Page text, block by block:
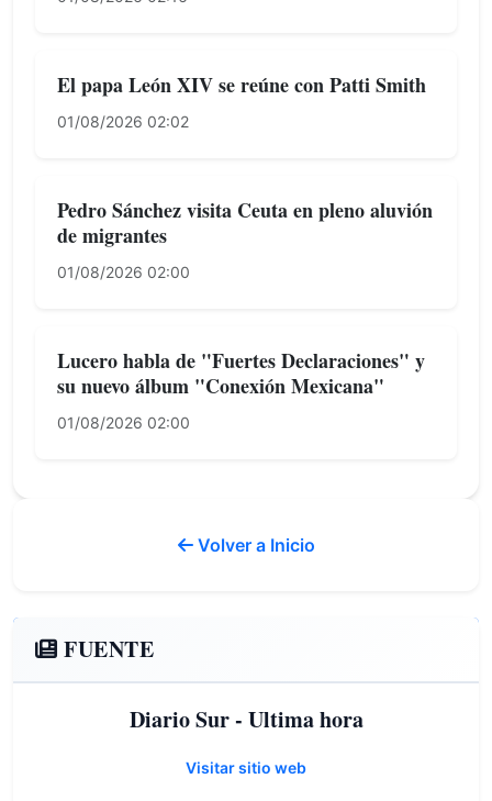
El papa León XIV se reúne con Patti Smith
01/08/2026 02:02
Pedro Sánchez visita Ceuta en pleno aluvión
de migrantes
01/08/2026 02:00
Lucero habla de "Fuertes Declaraciones" y
su nuevo álbum "Conexión Mexicana"
01/08/2026 02:00
Volver a Inicio
FUENTE
Diario Sur - Ultima hora
Visitar sitio web